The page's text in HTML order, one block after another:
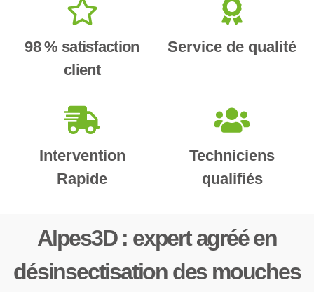
98 % satisfaction
client
Service de qualité
Intervention
Rapide
Techniciens
qualifiés
Alpes3D : expert agréé en
désinsectisation des mouches